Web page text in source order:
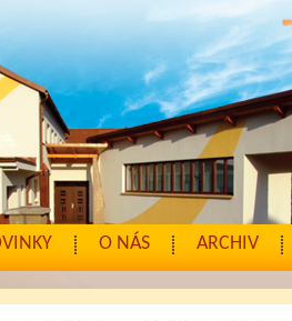
O NÁS ARCHIV